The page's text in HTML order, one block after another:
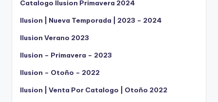
Catalogo Ilusion Primavera 2024
Ilusion | Nueva Temporada | 2023 – 2024
Ilusion Verano 2023
Ilusion – Primavera – 2023
Ilusion – Otoño – 2022
Ilusion | Venta Por Catalogo | Otoño 2022